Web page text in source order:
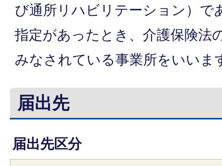
び通所リハビリテーション）で
指定があったとき、介護保険法
みなされている事業所をいいま
届出先
届出先区分